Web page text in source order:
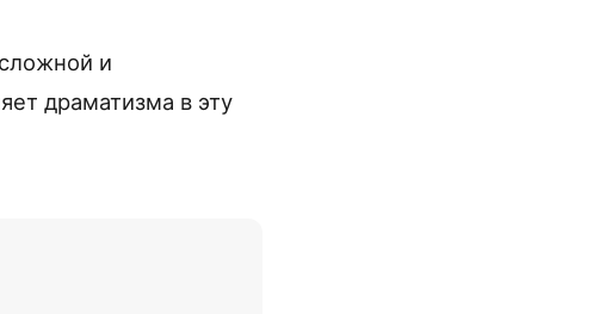
и
драматизма в эту